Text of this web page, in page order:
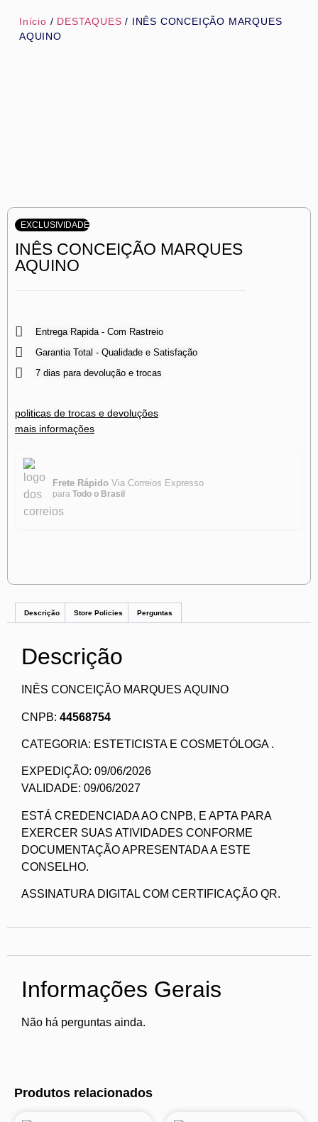
Início / DESTAQUES / INÊS CONCEIÇÃO MARQUES
AQUINO
EXCLUSIVIDADE
INÊS CONCEIÇÃO MARQUES
AQUINO
Entrega Rapida - Com Rastreio
Garantia Total - Qualidade e Satisfação
7 dias para devolução e trocas
politicas de trocas e devoluções
mais informações
Frete Rápido Via Correios Expresso
para Todo o Brasil
Descrição Store Policies Perguntas
Descrição
INÊS CONCEIÇÃO MARQUES AQUINO
CNPB: 44568754
CATEGORIA: ESTETICISTA E COSMETÓLOGA .
EXPEDIÇÃO: 09/06/2026
VALIDADE: 09/06/2027
ESTÁ CREDENCIADA AO CNPB, E APTA PARA
EXERCER SUAS ATIVIDADES CONFORME
DOCUMENTAÇÃO APRESENTADA A ESTE
CONSELHO.
ASSINATURA DIGITAL COM CERTIFICAÇÃO QR.
Informações Gerais
Não há perguntas ainda.
Produtos relacionados